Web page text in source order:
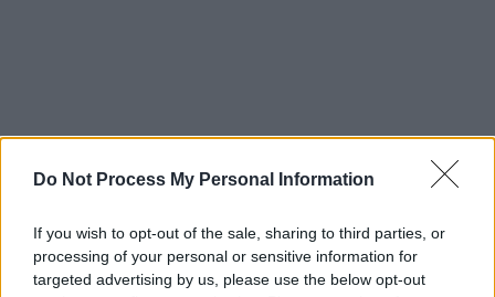
Do Not Process My Personal Information
If you wish to opt-out of the sale, sharing to third parties, or
processing of your personal or sensitive information for
targeted advertising by us, please use the below opt-out
EPISODUL 4:Brazilia 1950 / Marele șoc de pe
EPISODUL 5:Elveția 1954 / Miracol german,